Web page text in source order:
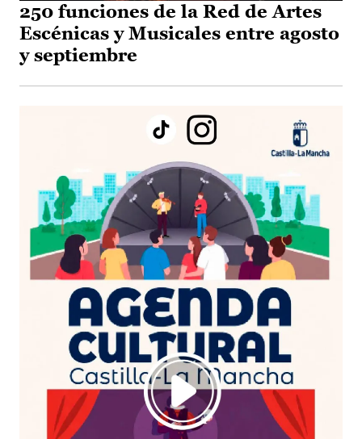
250 funciones de la Red de Artes
Escénicas y Musicales entre agosto
y septiembre